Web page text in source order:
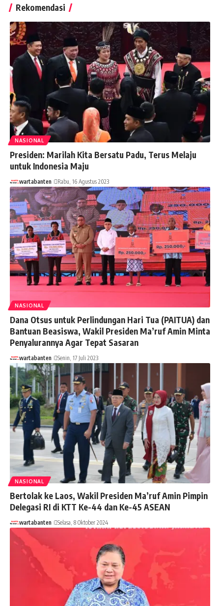
Rekomendasi
NASIONAL
Presiden: Marilah Kita Bersatu Padu, Terus Melaju
untuk Indonesia Maju
wartabanten Rabu, 16 Agustus 2023
NASIONAL
Dana Otsus untuk Perlindungan Hari Tua (PAITUA) dan
Bantuan Beasiswa, Wakil Presiden Ma’ruf Amin Minta
Penyalurannya Agar Tepat Sasaran
wartabanten Senin, 17 Juli 2023
NASIONAL
Bertolak ke Laos, Wakil Presiden Ma’ruf Amin Pimpin
Delegasi RI di KTT Ke-44 dan Ke-45 ASEAN
wartabanten Selasa, 8 Oktober 2024